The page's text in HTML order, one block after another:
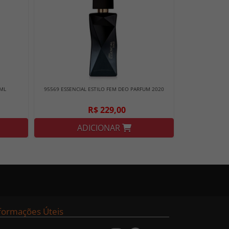
95569 ESSENCIAL ESTILO FEM DEO PARFUM 2020
R$ 229,00
ADICIONAR
Úteis